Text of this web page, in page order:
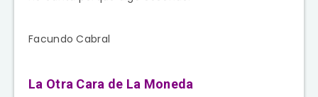
Facundo Cabral
La Otra Cara de La Moneda